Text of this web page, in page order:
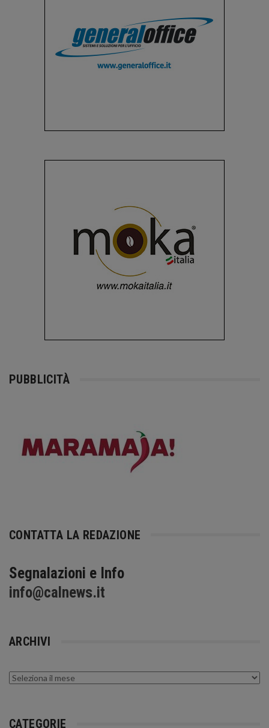
PUBBLICITÀ
CONTATTA LA REDAZIONE
Segnalazioni e Info
info@calnews.it
ARCHIVI
Archivi
CATEGORIE